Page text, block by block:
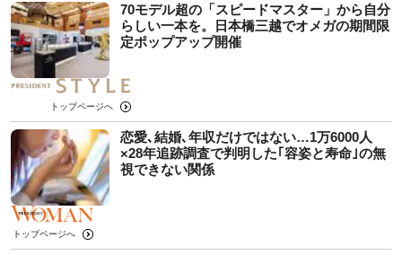
70モデル超の「スピードマスター」から自分
らしい一本を。日本橋三越でオメガの期間限
定ポップアップ開催
トップページへ
恋愛､結婚､年収だけではない…1万6000人
×28年追跡調査で判明した｢容姿と寿命｣の無
視できない関係
トップページへ